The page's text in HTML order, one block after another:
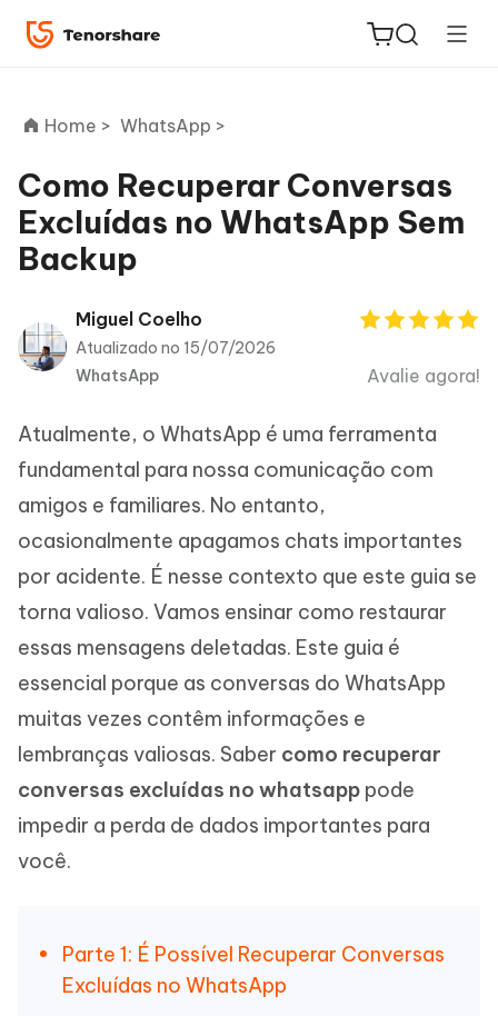
ReiBoot
for iOS
PDNob
PDF
Editor
Novo
iAnyGo
Home > WhatsApp >
Como Recuperar Conversas
Excluídas no WhatsApp Sem
Backup
Miguel Coelho
Atualizado no 15/07/2026
WhatsApp
Avalie agora!
Atualmente, o WhatsApp é uma ferramenta
fundamental para nossa comunicação com
amigos e familiares. No entanto,
ocasionalmente apagamos chats importantes
por acidente. É nesse contexto que este guia se
torna valioso. Vamos ensinar como restaurar
essas mensagens deletadas. Este guia é
essencial porque as conversas do WhatsApp
muitas vezes contêm informações e
lembranças valiosas. Saber como recuperar
conversas excluídas no whatsapp pode
impedir a perda de dados importantes para
você.
Parte 1: É Possível Recuperar Conversas
Excluídas no WhatsApp